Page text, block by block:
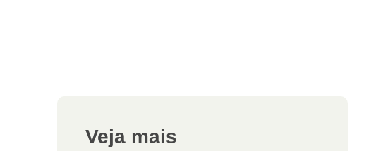
Veja mais